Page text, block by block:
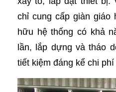
chỉ cung cấp giàn giáo
hữu hệ thống có khả
lần, lắp dựng và tháo
tiết kiệm đáng kể chi